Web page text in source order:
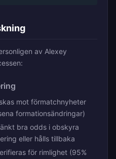
av Alexey
mot förmatchnyheter
formationsändringar)
bra odds i obskyra
eller hålls tillbaka
för rimlighet (95%